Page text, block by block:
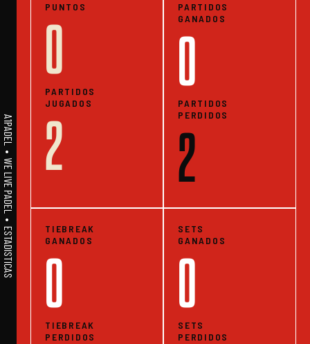
A1PADEL • WE LIVE PADEL • ESTADISTICAS
PUNTOS
0
PARTIDOS
JUGADOS
2
PARTIDOS
GANADOS
0
PARTIDOS
PERDIDOS
2
TIEBREAK
GANADOS
0
TIEBREAK
PERDIDOS
SETS
GANADOS
0
SETS
PERDIDOS